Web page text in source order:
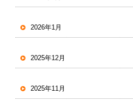
2026年1月
2025年12月
2025年11月